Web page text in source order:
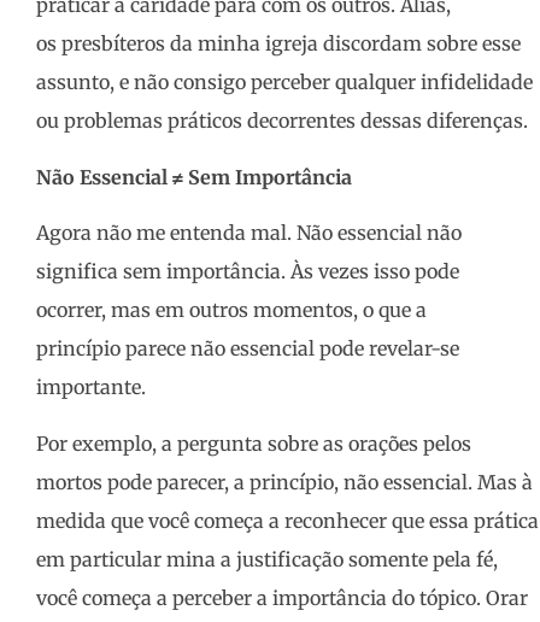
praticar a caridade para com os outros. Aliás,
os presbíteros da minha igreja discordam sobre esse
assunto, e não consigo perceber qualquer infidelidade
ou problemas práticos decorrentes dessas diferenças.
Não Essencial ≠ Sem Importância
Agora não me entenda mal. Não essencial não
significa sem importância. Às vezes isso pode
ocorrer, mas em outros momentos, o que a
princípio parece não essencial pode revelar-se
importante.
Por exemplo, a pergunta sobre as orações pelos
mortos pode parecer, a princípio, não essencial. Mas à
medida que você começa a reconhecer que essa prática
em particular mina a justificação somente pela fé,
você começa a perceber a importância do tópico. Orar